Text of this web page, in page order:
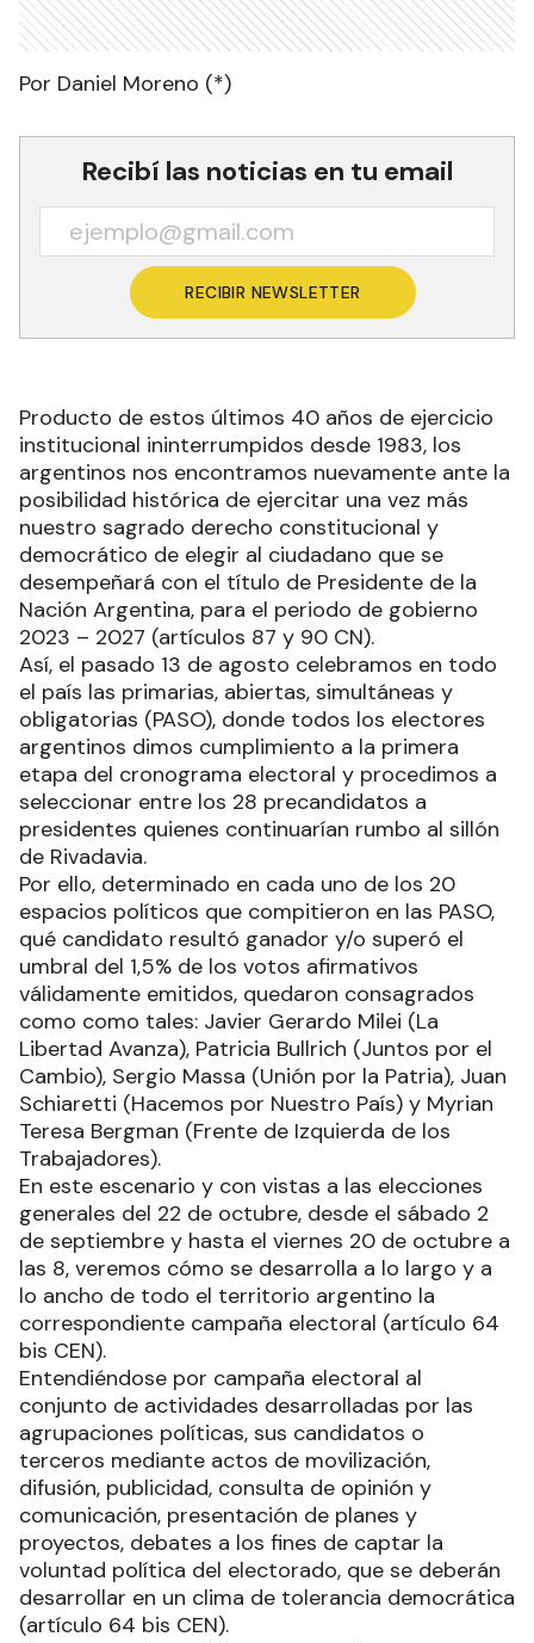
Por Daniel Moreno (*)
Recibí las noticias en tu email
RECIBIR NEWSLETTER
Producto de estos últimos 40 años de ejercicio
institucional ininterrumpidos desde 1983, los
argentinos nos encontramos nuevamente ante la
posibilidad histórica de ejercitar una vez más
nuestro sagrado derecho constitucional y
democrático de elegir al ciudadano que se
desempeñará con el título de Presidente de la
Nación Argentina, para el periodo de gobierno
2023 – 2027 (artículos 87 y 90 CN).
Así, el pasado 13 de agosto celebramos en todo
el país las primarias, abiertas, simultáneas y
obligatorias (PASO), donde todos los electores
argentinos dimos cumplimiento a la primera
etapa del cronograma electoral y procedimos a
seleccionar entre los 28 precandidatos a
presidentes quienes continuarían rumbo al sillón
de Rivadavia.
Por ello, determinado en cada uno de los 20
espacios políticos que compitieron en las PASO,
qué candidato resultó ganador y/o superó el
umbral del 1,5% de los votos afirmativos
válidamente emitidos, quedaron consagrados
como como tales: Javier Gerardo Milei (La
Libertad Avanza), Patricia Bullrich (Juntos por el
Cambio), Sergio Massa (Unión por la Patria), Juan
Schiaretti (Hacemos por Nuestro País) y Myrian
Teresa Bergman (Frente de Izquierda de los
Trabajadores).
En este escenario y con vistas a las elecciones
generales del 22 de octubre, desde el sábado 2
de septiembre y hasta el viernes 20 de octubre a
las 8, veremos cómo se desarrolla a lo largo y a
lo ancho de todo el territorio argentino la
correspondiente campaña electoral (artículo 64
bis CEN).
Entendiéndose por campaña electoral al
conjunto de actividades desarrolladas por las
agrupaciones políticas, sus candidatos o
terceros mediante actos de movilización,
difusión, publicidad, consulta de opinión y
comunicación, presentación de planes y
proyectos, debates a los fines de captar la
voluntad política del electorado, que se deberán
desarrollar en un clima de tolerancia democrática
(artículo 64 bis CEN).